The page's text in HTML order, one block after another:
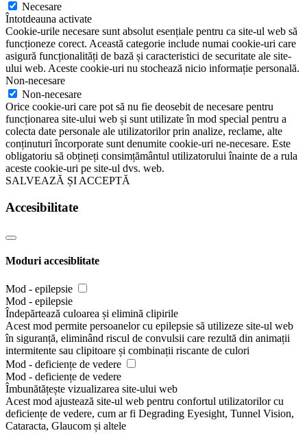
Necesare
Întotdeauna activate
Cookie-urile necesare sunt absolut esențiale pentru ca site-ul web să
funcționeze corect. Această categorie include numai cookie-uri care
asigură funcționalități de bază și caracteristici de securitate ale site-
ului web. Aceste cookie-uri nu stochează nicio informație personală.
Non-necesare
Non-necesare
Orice cookie-uri care pot să nu fie deosebit de necesare pentru
funcționarea site-ului web și sunt utilizate în mod special pentru a
colecta date personale ale utilizatorilor prin analize, reclame, alte
conținuturi încorporate sunt denumite cookie-uri ne-necesare. Este
obligatoriu să obțineți consimțământul utilizatorului înainte de a rula
aceste cookie-uri pe site-ul dvs. web.
SALVEAZĂ ȘI ACCEPTĂ
Accesibilitate
Moduri accesiblitate
Mod - epilepsie
Mod - epilepsie
Îndepărtează culoarea și elimină clipirile
Acest mod permite persoanelor cu epilepsie să utilizeze site-ul web
în siguranță, eliminând riscul de convulsii care rezultă din animații
intermitente sau clipitoare și combinații riscante de culori
Mod - deficiențe de vedere
Mod - deficiențe de vedere
Îmbunătățește vizualizarea site-ului web
Acest mod ajustează site-ul web pentru confortul utilizatorilor cu
deficiențe de vedere, cum ar fi Degrading Eyesight, Tunnel Vision,
Cataracta, Glaucom și altele